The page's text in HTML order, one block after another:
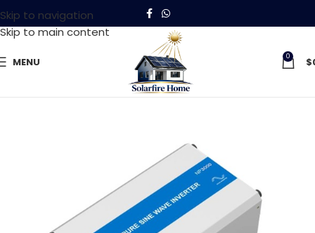
Skip to navigation
Skip to main content
MENU 0 $